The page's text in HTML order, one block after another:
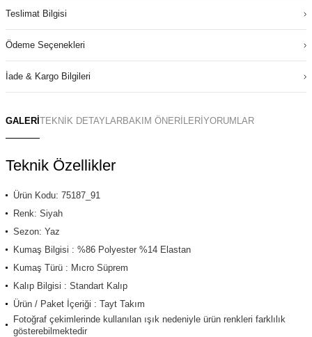
GALERİ TEKNİK DETAYLARBAKIM ÖNERİLERİ YORUMLAR
Teknik Özellikler
Ürün Kodu: 75187_91
Renk: Siyah
Sezon: Yaz
Kumaş Bilgisi : %86 Polyester %14 Elastan
Kumaş Türü : Mıcro Süprem
Kalıp Bilgisi : Standart Kalıp
Ürün / Paket İçeriği : Tayt Takım
Fotoğraf çekimlerinde kullanılan ışık nedeniyle ürün renkleri farklılık
gösterebilmektedir
Teslimat Bilgisi
Ödeme Seçenekleri
İade & Kargo Bilgileri